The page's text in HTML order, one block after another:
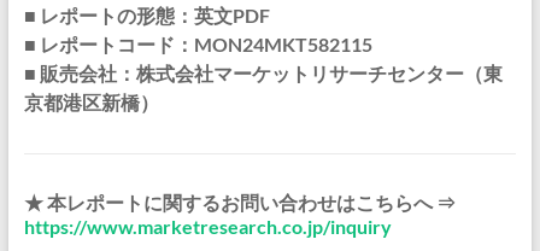
■ レポートの形態：英文PDF
■ レポートコード：MON24MKT582115
■ 販売会社：株式会社マーケットリサーチセンター（東
京都港区新橋）
★ 本レポートに関するお問い合わせはこちらへ ⇒
https://www.marketresearch.co.jp/inquiry